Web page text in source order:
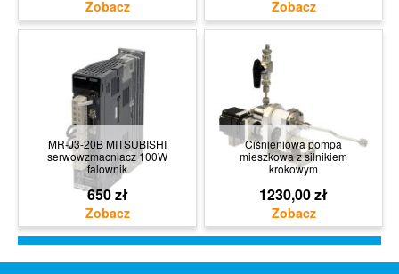
MR-J3-20B MITSUBISHI
serwowzmacniacz 100W
falownik
650 zł
Ciśnieniowa pompa
mieszkowa z silnikiem
krokowym
1230,00 zł